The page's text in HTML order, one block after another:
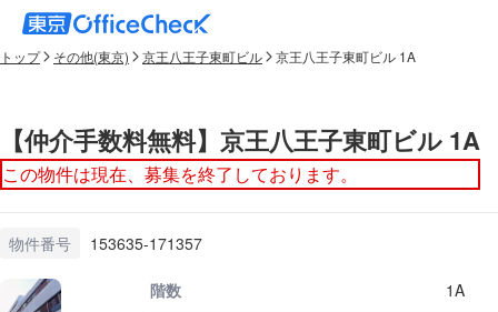
トップ その他(東京) 京王八王子東町ビル 京王八王子東町ビル 1A
【仲介手数料無料】京王八王子東町ビル 1A
この物件は現在、募集を終了しております。
物件番号 153635-171357
階数 1A